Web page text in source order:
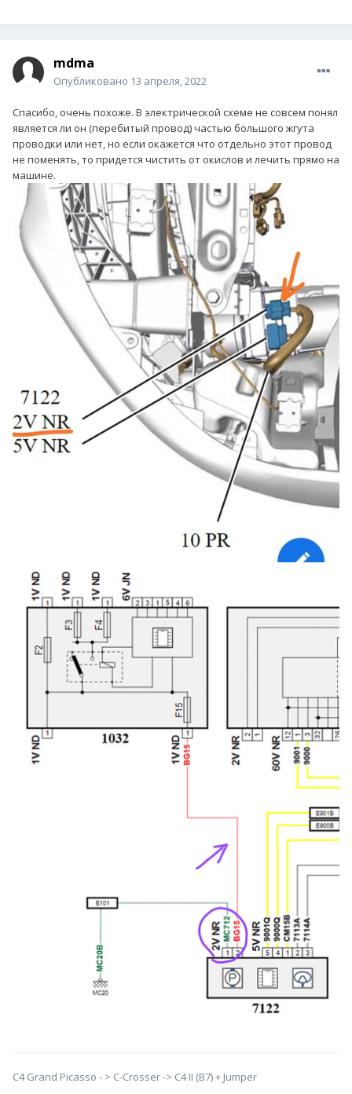
mdma
Опубликовано 13 апреля, 2022
Спасибо, очень похоже. В электрической схеме не совсем понял
является ли он (перебитый провод) частью большого жгута
проводки или нет, но если окажется что отдельно этот провод
не поменять, то придется чистить от окислов и лечить прямо на
машине.
С4 Grand Picasso - > С-Сrosser -> C4 II (B7) + Jumper